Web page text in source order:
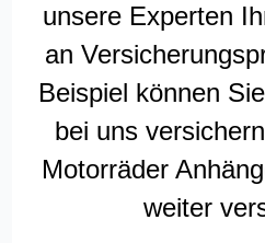
unsere Experten
an
Beispiel können
bei uns
Motorräder
weiter